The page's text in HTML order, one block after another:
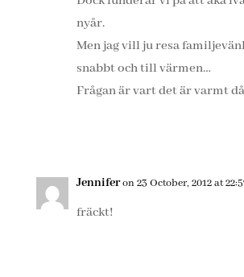
nyår.
Men jag vill ju resa
snabbt och till värmen…
Frågan är vart det är varmt
Jenniferon 23 October, 2012 at
fräckt!